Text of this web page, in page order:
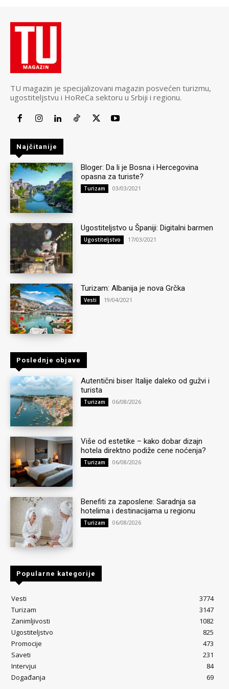
TU magazin je specijalizovani magazin posvećen turizmu,
ugostiteljstvu i HoReCa sektoru u Srbiji i regionu.
Najčitanije
Bloger: Da li je Bosna i Hercegovina
opasna za turiste?
Turizam 03/03/2021
Ugostiteljstvo u Španiji: Digitalni barmen
Ugostiteljstvo 17/03/2021
Turizam: Albanija je nova Grčka
Vesti 19/04/2021
Poslednje objave
Autentični biser Italije daleko od gužvi i
turista
Turizam 06/08/2026
Više od estetike – kako dobar dizajn
hotela direktno podiže cene noćenja?
Turizam 06/08/2026
Benefiti za zaposlene: Saradnja sa
hotelima i destinacijama u regionu
Turizam 06/08/2026
Popularne kategorije
Vesti
3774
Turizam
3147
Zanimljivosti
1082
Ugostiteljstvo
825
Promocije
473
Saveti
231
Intervjui
84
Događanja
69